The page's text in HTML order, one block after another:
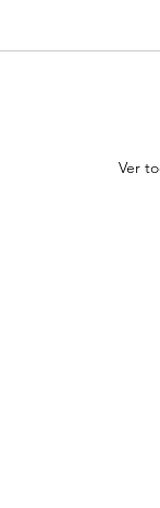
Ver